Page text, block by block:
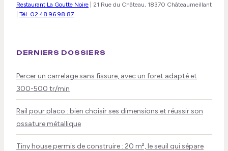
Restaurant La Goutte Noire
21 Rue du Château, 18370 Châteaumeillant
Tél. 02 48 96 98 87
DERNIERS DOSSIERS
Percer un carrelage sans fissure, avec un foret adapté et
300-500 tr/min
Rail pour placo : bien choisir ses dimensions et réussir son
ossature métallique
Tiny house permis de construire : 20 m², le seuil qui sépare